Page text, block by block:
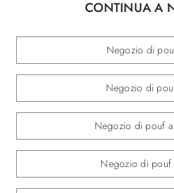
CONTINUA A
Negozio di
Negozio di
Negozio di pouf
Negozio di pouf